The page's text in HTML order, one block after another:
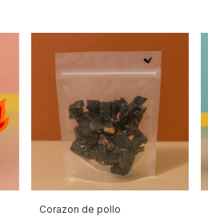
Corazon de pollo